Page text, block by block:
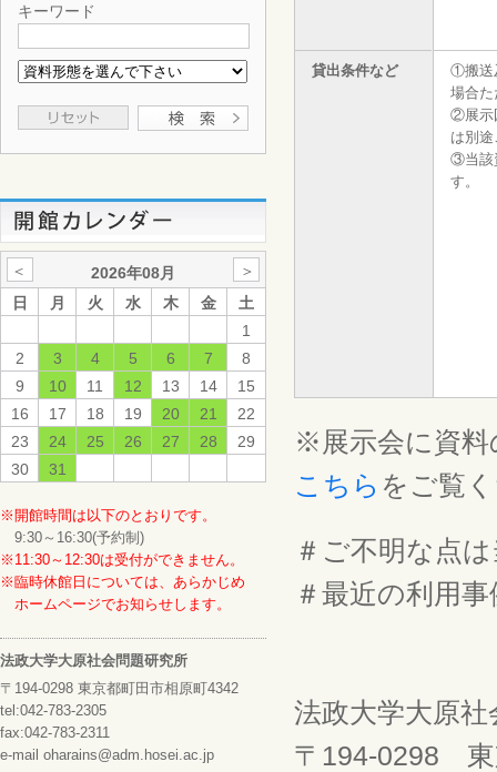
キーワード
＜ 2026年08月
＞
日
月 火 水 木 金
土
1
2
3 4 5 6 7
8
9
10 11 12 13 14
15
16
17 18 19 20 21
22
23
24 25 26 27 28
29
30
31
※開館時間は以下のとおりです。
9:30～16:30(予約制)
※11:30～12:30は受付ができません。
※臨時休館日については、あらかじめ
ホームページでお知らせします。
法政大学大原社会問題研究所
〒194-0298 東京都町田市相原町4342
tel:042-783-2305
fax:042-783-2311
e-mail oharains@adm.hosei.ac.jp
貸出条件など
①搬送
場合た
②展示
は別
③当該
す。
※展示会に資料
こちら をご覧
＃ご不明な点
＃最近の利用
法政大学大原
〒194-0298 東